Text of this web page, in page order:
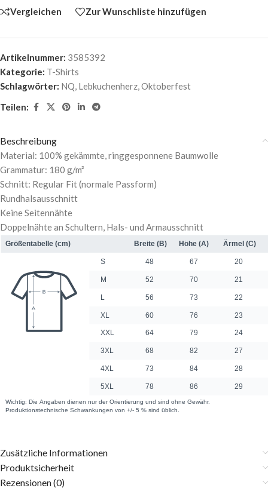
Vergleichen Zur Wunschliste hinzufügen
Artikelnummer: 3585392
Kategorie: T-Shirts
Schlagwörter: NQ, Lebkuchenherz,Oktoberfest
Teilen:
Beschreibung
Material: 100% gekämmte, ringgesponnene Baumwolle
Grammatur: 180 g/m²
Schnitt: Regular Fit (normale Passform)
Rundhalsausschnitt
Keine Seitennähte
Doppelnähte an Schultern, Hals- und Armausschnitt
Zusätzliche Informationen
Produktsicherheit
Rezensionen (0)